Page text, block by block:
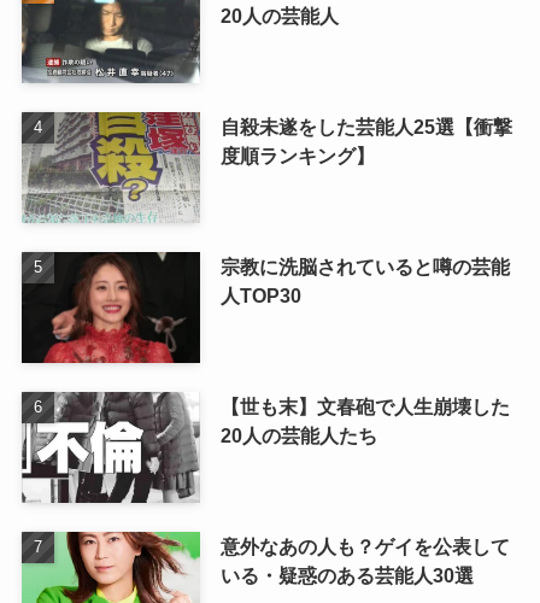
20人の芸能人
自殺未遂をした芸能人25選【衝撃
度順ランキング】
宗教に洗脳されていると噂の芸能
人TOP30
【世も末】文春砲で人生崩壊した
20人の芸能人たち
意外なあの人も？ゲイを公表して
いる・疑惑のある芸能人30選